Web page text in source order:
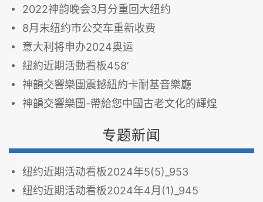
2022神韵晚会3月分重回大纽约
8月末纽约市公交车重新收费
意大利将申办2024奥运
紐約近期活動看板458’
神韻交響樂團震撼紐約卡耐基音樂廳
神韻交響樂團-帶給您中國古老文化的輝煌
专题新闻
纽约近期活动看板2024年5(5)_953
纽约近期活动看板2024年4月(1)_945